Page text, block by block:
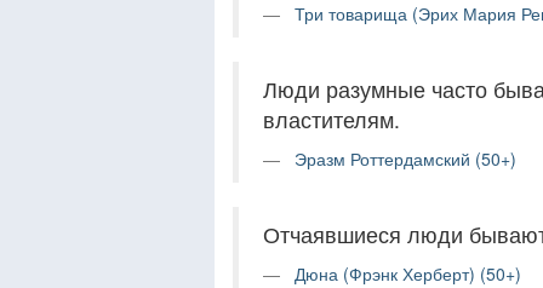
Три товарища (Эрих Мария
Люди разумные часто
властителям.
Эразм Роттердамский (50+)
Отчаявшиеся люди
Дюна (Фрэнк Херберт) (50+)